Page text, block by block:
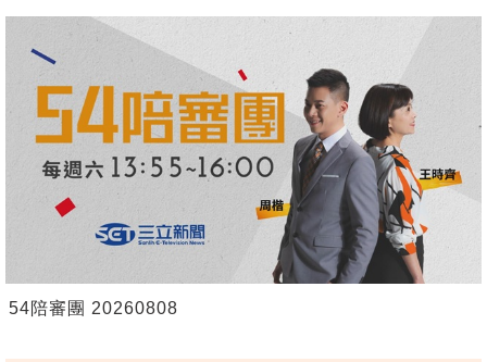
54陪審團 20260808